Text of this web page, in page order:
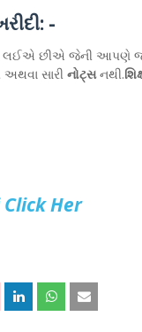
-
લઈએ છીએ જેની આપણે
અથવા સારી નોટ્સનથી.
Her